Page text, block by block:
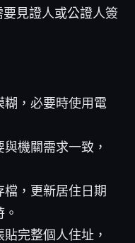
見證人或公證人簽
糊，必要時使用電
機關需求一致，
，更新居住日期
完整個人住址，